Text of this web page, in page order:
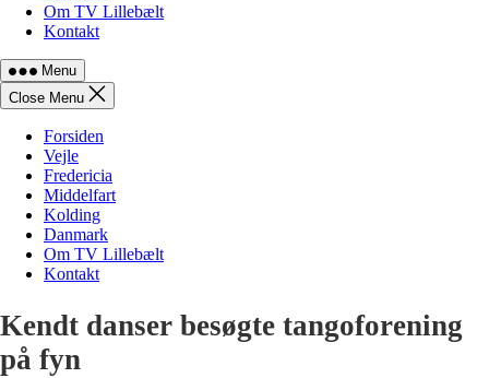
Om TV Lillebælt
Kontakt
Menu
Close Menu
Forsiden
Vejle
Fredericia
Middelfart
Kolding
Danmark
Om TV Lillebælt
Kontakt
Kendt danser besøgte tangoforening
på fyn